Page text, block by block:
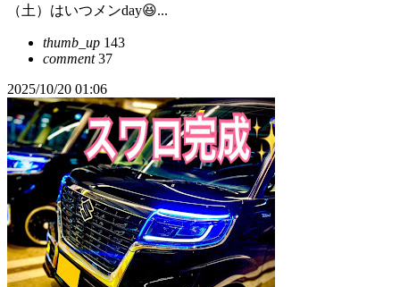
（土）はいつメンday😆...
thumb_up 143
comment37
2025/10/20 01:06